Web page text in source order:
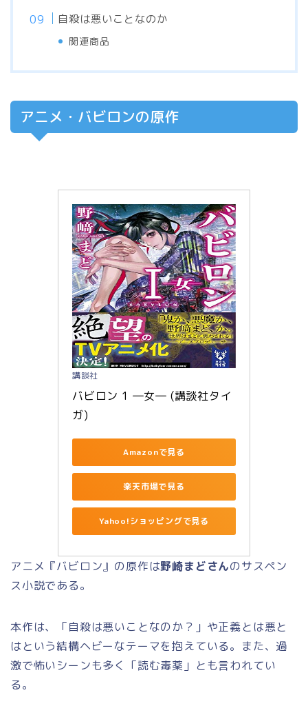
自殺は悪いことなのか
関連商品
アニメ・バビロンの原作
講談社
バビロン 1 ―女― (講談社タイ
ガ)
Amazonで見る
楽天市場で見る
Yahoo!ショッピングで見る
アニメ『バビロン』の原作は野崎まどさんのサスペン
ス小説である。
本作は、「自殺は悪いことなのか？」や正義とは悪と
はという結構ヘビーなテーマを抱えている。また、過
激で怖いシーンも多く「読む毒薬」とも言われてい
る。